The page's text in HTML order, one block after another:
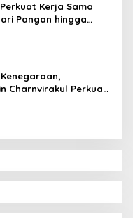
Kerja Sama
Pangan hingga
Charnvirakul Perkuat
Thailand